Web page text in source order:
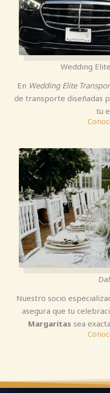
Wedding
En Wedding Elite
de transporte diseñadas
tu
Nuestro socio
asegura que tu
Margaritas sea